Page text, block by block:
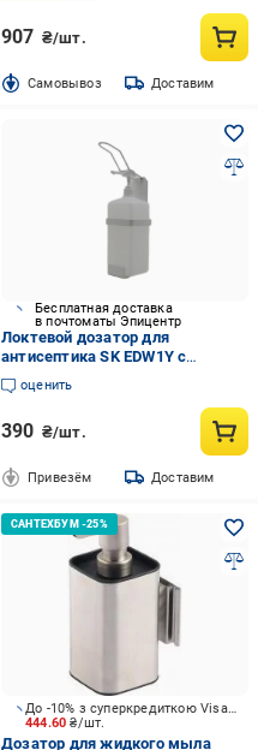
907 ₴/шт.
Cамовывоз Доставим
Бесплатная доставка
в почтоматы Эпицентр
Локтевой дозатор для
антисептика SK EDW1Y с
флаконом 1 л Белый
оценить
390 ₴/шт.
Привезём Доставим
444.60₴/шт.
До -10% з суперкредиткою Visa Вигода
Дозатор для жидкого мыла